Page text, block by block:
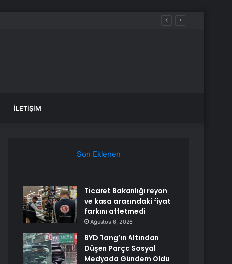
İLETIŞIM
Son Eklenen
Ticaret Bakanlığı reyon
ve kasa arasındaki fiyat
farkını affetmedi
Ağustos 6, 2026
BYD Tang’ın Altından
Düşen Parça Sosyal
Medyada Gündem Oldu